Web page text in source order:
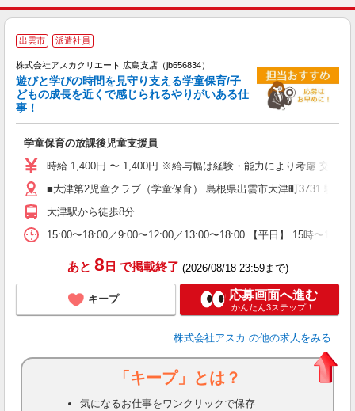
出雲市 派遣社員
株式会社アスカクリエート 広島支店（jb656834）
遊びと学びの時間を見守り支える学童保育/子
どもの成長を近くで感じられるやりがいある仕
事！
学童保育の放課後児童支援員
時給 1,400円 〜 1,400円 ※給与幅は経験・能力により考慮 交通費
■大津第2児童クラブ（学童保育） 島根県出雲市大津町3731 駐車
大津駅から徒歩8分
15:00〜18:00／9:00〜12:00／13:00〜18:00 【平日】 15時〜18
あと 8 日 で掲載終了 (2026/08/18 23:59まで)
キープ 応募画面へ進む
かんたん3ステップ！
株式会社アスカ の他の求人をみる
「キープ」とは？
気になるお仕事をワンクリックで保存